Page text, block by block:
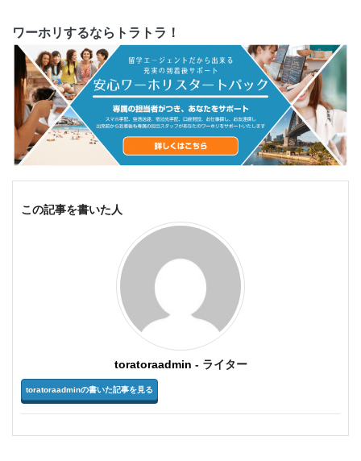
ワーホリするならトラトラ！
この記事を書いた人
toratoraadmin - ライター
toratoraadminの書いた記事を見る